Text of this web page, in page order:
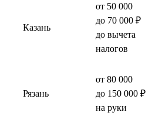
Казань
от 50 000
до 70 000 ₽
до вычета
налогов
Рязань
от 80 000
до 150 000 ₽
на руки